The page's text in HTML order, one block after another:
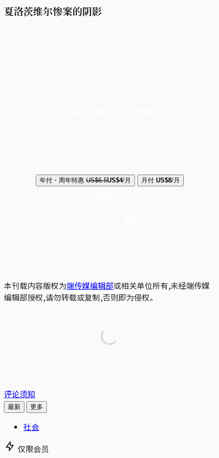
夏洛茨维尔惨案的阴影
年付・周年特惠 US$6.5US$4/月 月付 US$8/月
本刊载内容版权为端传媒编辑部或相关单位所有,未经端传媒
编辑部授权,请勿转载或复制,否则即为侵权。
评论须知
最新 更多
社会
仅限会员